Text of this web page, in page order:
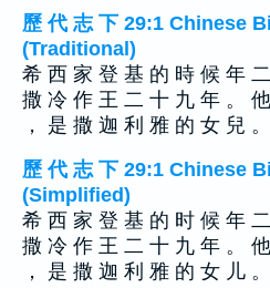
歷 代 志 下 29:1 Chinese
(Traditional)
希 西 家 登 基 的 時 候 年
撒 冷 作 王 二 十 九 年 。
， 是 撒 迦 利 雅 的 女 兒 。
歷 代 志 下 29:1 Chinese
(Simplified)
希 西 家 登 基 的 时 候 年
撒 冷 作 王 二 十 九 年 。
， 是 撒 迦 利 雅 的 女 儿 。